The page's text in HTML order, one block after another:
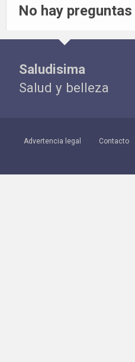
No hay
Saludisima
Salud y belleza
Advertencia legal Contacto